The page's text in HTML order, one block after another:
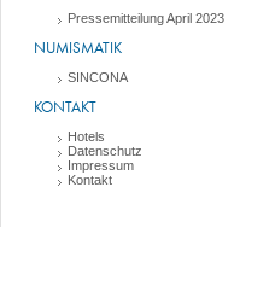
Pressemitteilung April 2023
NUMISMATIK
SINCONA
KONTAKT
Hotels
Datenschutz
Impressum
Kontakt